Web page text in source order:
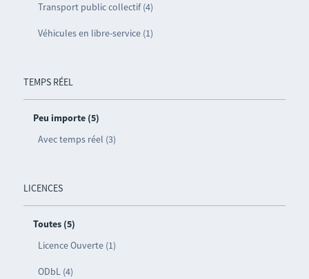
Transport public collectif (4)
Véhicules en libre-service (1)
TEMPS RÉEL
Peu importe (5)
Avec temps réel (3)
LICENCES
Toutes (5)
Licence Ouverte (1)
ODbL (4)